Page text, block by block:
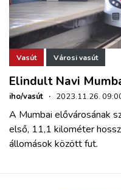
Vasút Városi vasút
Elindult Navi
iho/vasút · 2023.11.26.
A Mumbai elővárosának
első, 11,1 kilométer
állomások között fut.